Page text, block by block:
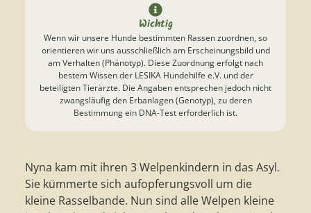
Wichtig
Wenn wir unsere Hunde bestimmten Rassen zuordnen, so
orientieren wir uns ausschließlich am Erscheinungsbild und
am Verhalten (Phänotyp). Diese Zuordnung erfolgt nach
bestem Wissen der LESIKA Hundehilfe e.V. und der
beteiligten Tierärzte. Die Angaben entsprechen jedoch nicht
zwangsläufig den Erbanlagen (Genotyp), zu deren
Bestimmung ein DNA-Test erforderlich ist.
Nyna kam mit ihren 3 Welpenkindern in das Asyl.
Sie kümmerte sich aufopferungsvoll um die
kleine Rasselbande. Nun sind alle Welpen kleine